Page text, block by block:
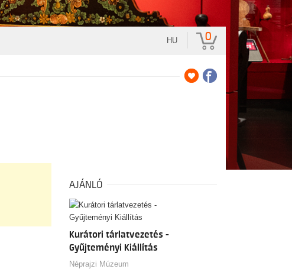
HU 0
AJÁNLÓ
Kurátori tárlatvezetés -
Gyűjteményi Kiállítás
Néprajzi Múzeum